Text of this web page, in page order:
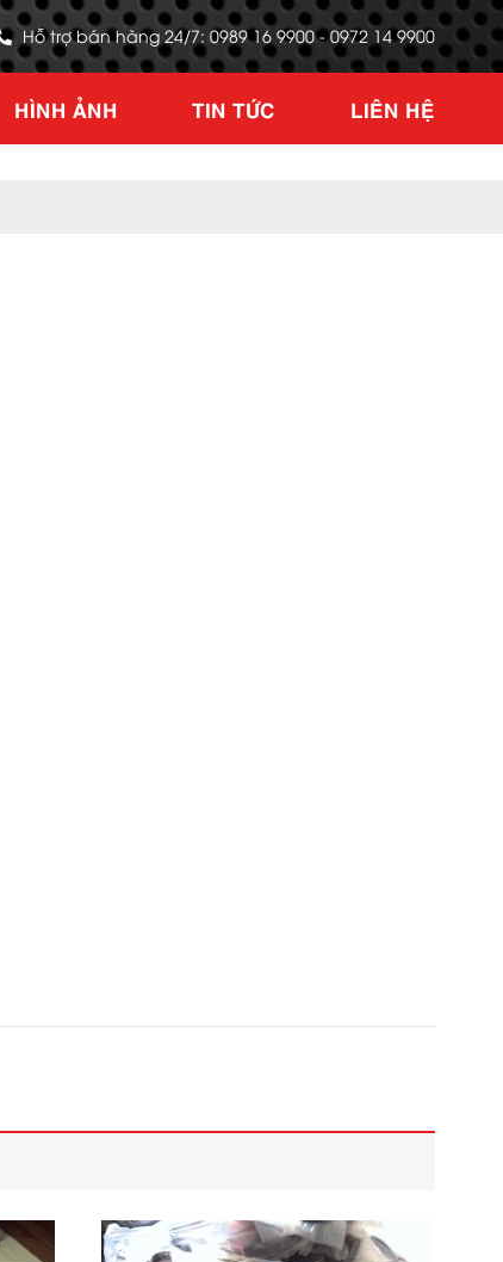
Hỗ trợ bán hàng 24/7: 0989 16 9900 - 0972 14 9900
HÌNH ẢNH TIN TỨC LIÊN HỆ